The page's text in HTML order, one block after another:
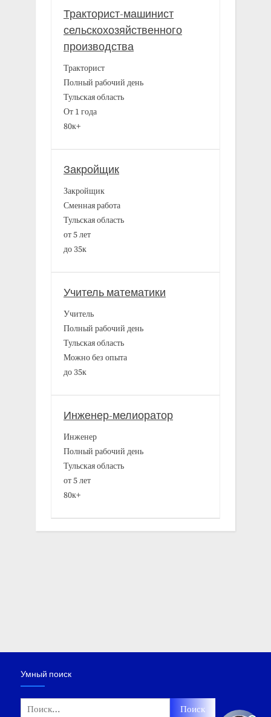
Тракторист-машинист
сельскохозяйственного
производства
Тракторист
Полный рабочий день
Тульская область
От 1 года
80к+
Закройщик
Закройщик
Сменная работа
Тульская область
от 5 лет
до 35к
Учитель математики
Учитель
Полный рабочий день
Тульская область
Можно без опыта
до 35к
Инженер-мелиоратор
Инженер
Полный рабочий день
Тульская область
от 5 лет
80к+
Умный поиск
Найти: